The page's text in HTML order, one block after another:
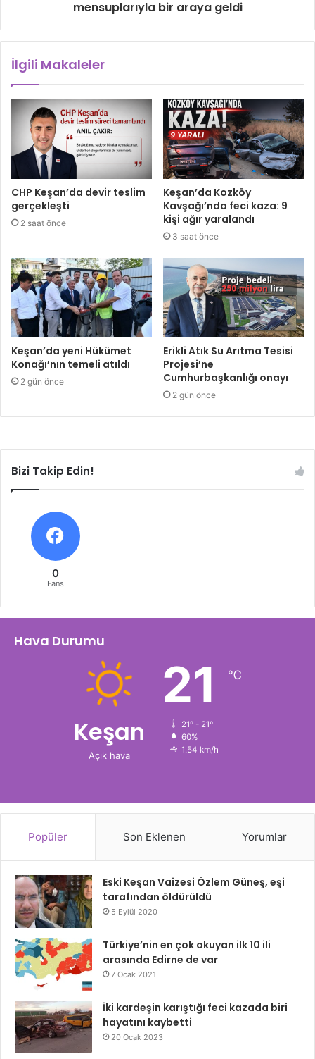
mensuplarıyla bir araya geldi
İlgili Makaleler
CHP Keşan’da devir teslim
gerçekleşti
2 saat önce
Keşan’da Kozköy
Kavşağı’nda feci kaza: 9
kişi ağır yaralandı
3 saat önce
Keşan’da yeni Hükümet
Konağı’nın temeli atıldı
2 gün önce
Erikli Atık Su Arıtma Tesisi
Projesi’ne
Cumhurbaşkanlığı onayı
2 gün önce
Bizi Takip Edin!
0
Fans
Hava Durumu
Keşan
Açık hava
21 ℃
21º - 21º
60%
1.54 km/h
Popüler Son Eklenen Yorumlar
Eski Keşan Vaizesi Özlem Güneş, eşi
tarafından öldürüldü
5 Eylül 2020
Türkiye’nin en çok okuyan ilk 10 ili
arasında Edirne de var
7 Ocak 2021
İki kardeşin karıştığı feci kazada biri
hayatını kaybetti
20 Ocak 2023